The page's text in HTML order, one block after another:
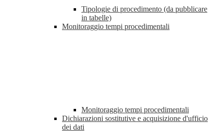
Tipologie di procedimento (da pubblicare
in tabelle)
Monitoraggio tempi procedimentali
Monitoraggio tempi procedimentali
Dichiarazioni sostitutive e acquisizione d'ufficio
dei dati